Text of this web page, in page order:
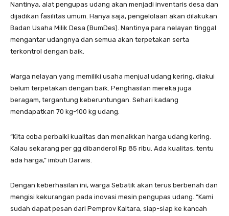
Nantinya, alat pengupas udang akan menjadi inventaris desa dan
dijadikan fasilitas umum. Hanya saja, pengelolaan akan dilakukan
Badan Usaha Milik Desa (BumDes). Nantinya para nelayan tinggal
mengantar udangnya dan semua akan terpetakan serta
terkontrol dengan baik.
Warga nelayan yang memiliki usaha menjual udang kering, diakui
belum terpetakan dengan baik. Penghasilan mereka juga
beragam, tergantung keberuntungan. Sehari kadang
mendapatkan 70 kg-100 kg udang.
“Kita coba perbaiki kualitas dan menaikkan harga udang kering.
Kalau sekarang per gg dibanderol Rp 85 ribu. Ada kualitas, tentu
ada harga,” imbuh Darwis.
Dengan keberhasilan ini, warga Sebatik akan terus berbenah dan
mengisi kekurangan pada inovasi mesin pengupas udang. “Kami
sudah dapat pesan dari Pemprov Kaltara, siap-siap ke kancah